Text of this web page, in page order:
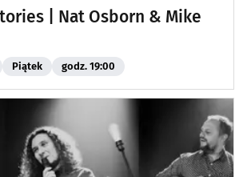
| Nat Osborn & Mike
Piątek godz. 19:00